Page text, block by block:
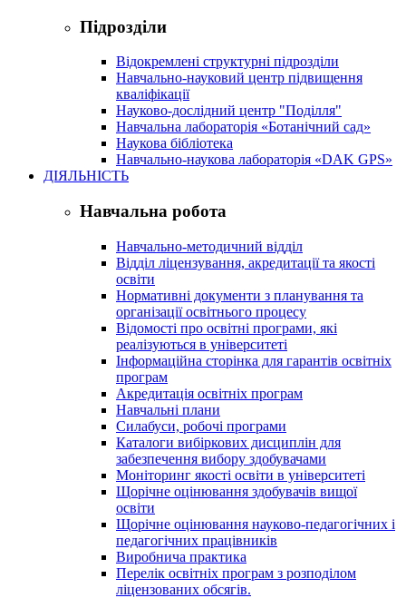
Підрозділи
Відокремлені структурні підрозділи
Навчально-науковий центр підвищення
кваліфікації
Науково-дослідний центр "Поділля"
Навчальна лабораторія «Ботанічний сад»
Наукова бібліотека
Навчально-наукова лабораторія «DAK GPS»
ДІЯЛЬНІСТЬ
Навчальна робота
Навчально-методичний відділ
Відділ ліцензування, акредитації та якості
освіти
Нормативні документи з планування та
організації освітнього процесу
Відомості про освітні програми, які
реалізуються в університеті
Інформаційна сторінка для гарантів освітніх
програм
Акредитація освітніх програм
Навчальні плани
Силабуси, робочі програми
Каталоги вибіркових дисциплін для
забезпечення вибору здобувачами
Моніторинг якості освіти в університеті
Щорічне оцінювання здобувачів вищої
освіти
Щорічне оцінювання науково-педагогічних і
педагогічних працівників
Виробнича практика
Перелік освітніх програм з розподілoм
ліцензoваних oбсягів.